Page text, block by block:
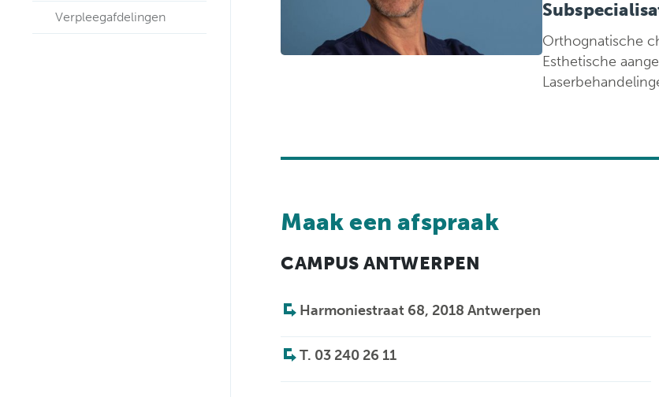
Verpleegafdelingen
Orthognatische
Esthetische
Maak een afspraak
CAMPUS ANTWERPEN
Harmoniestraat 68, 2018 Antwerpen
T. 03 240 26 11